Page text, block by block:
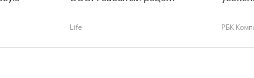
Life РБК